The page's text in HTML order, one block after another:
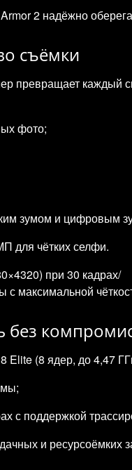
2 надёжно
съёмки
превращает каждый
фото;
зумом и цифровым
для чётких селфи.
при 30 кадрах/
с максимальной
без
(8 ядер, до 4,47
с поддержкой
и ресурсоёмких